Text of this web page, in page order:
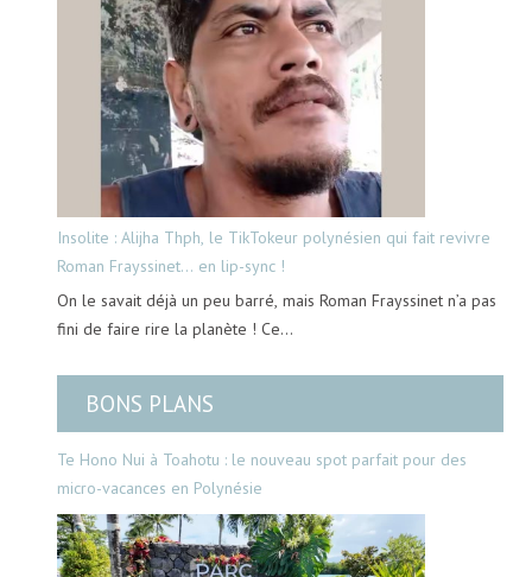
Insolite : Alijha Thph, le TikTokeur polynésien qui fait revivre
Roman Frayssinet… en lip-sync !
On le savait déjà un peu barré, mais Roman Frayssinet n’a pas
fini de faire rire la planète ! Ce…
BONS PLANS
Te Hono Nui à Toahotu : le nouveau spot parfait pour des
micro-vacances en Polynésie